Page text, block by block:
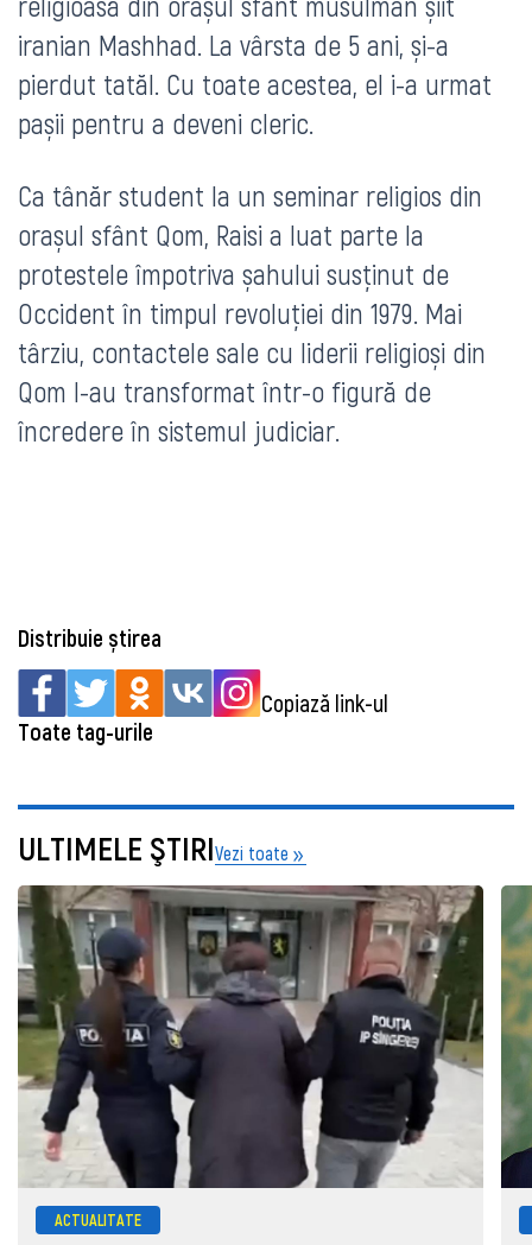
iranian Mashhad. La vârsta de 5 ani, și-a
pierdut tatăl. Cu toate acestea, el i-a urmat
pașii pentru a deveni cleric.
Ca tânăr student la un seminar religios din
orașul sfânt Qom, Raisi a luat parte la
protestele împotriva șahului susținut de
Occident în timpul revoluției din 1979. Mai
târziu, contactele sale cu liderii religioși din
Qom l-au transformat într-o figură de
încredere în sistemul judiciar.
Distribuie știrea
Copiază link-ul
Toate tag-urile
ULTIMELE ŞTIRIVezi toate
ACTUALITATE